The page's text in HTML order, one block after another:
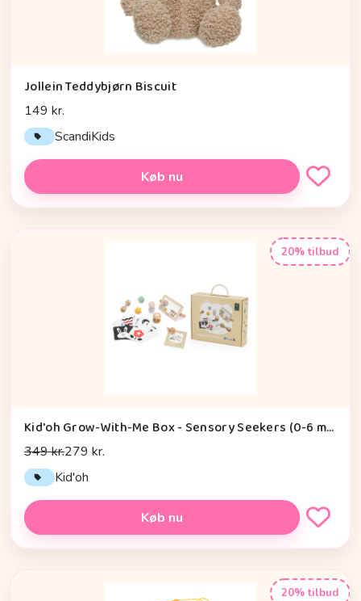
Jollein Teddybjørn Biscuit
149 kr.
ScandiKids
Køb nu
20% tilbud
Kid'oh Grow-With-Me Box - Sensory Seekers (0-6 mdr.)
349 kr.279 kr.
Kid'oh
Køb nu
20% tilbud